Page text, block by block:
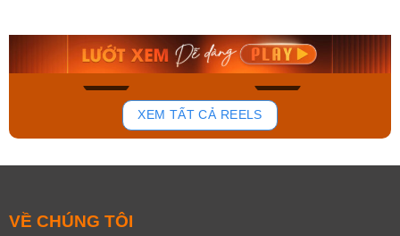
136
Mua ngay Mua ngay
XEM TẤT CẢ REELS
VỀ CHÚNG TÔI